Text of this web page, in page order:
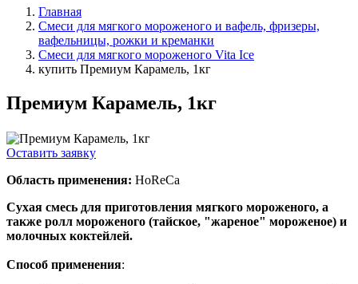
Главная
Смеси для мягкого мороженого и вафель, фризеры,
вафельницы, рожки и креманки
Смеси для мягкого мороженого Vita Ice
купить Премиум Карамель, 1кг
Премиум Карамель, 1кг
Оставить заявку
Область применения: HoReCa
Сухая смесь для приготовления мягкого мороженого, а
также ролл мороженого (тайское, "жареное" мороженое) и
молочных коктейлей.
Способ применения: